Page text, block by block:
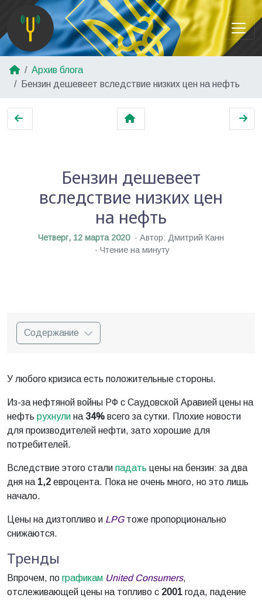
Архив блога
Бензин дешевеет вследствие низких цен на нефть
Бензин дешевеет
вследствие низких цен
на нефть
Четверг, 12 марта 2020
Автор: Дмитрий Канн
Чтение на минуту
Содержание
У любого кризиса есть положительные стороны.
Из-за нефтяной войны РФ с Саудовской Аравией цены на
нефть рухнули на 34% всего за сутки. Плохие новости
для производителей нефти, зато хорошие для
потребителей.
Вследствие этого стали падать цены на бензин: за два
дня на 1,2 евроцента. Пока не очень много, но это лишь
начало.
Цены на дизтопливо и LPGтоже пропорционально
снижаются.
Тренды
Впрочем, по графикам United Consumers,
отслеживающей цены на топливо с 2001 года, падение